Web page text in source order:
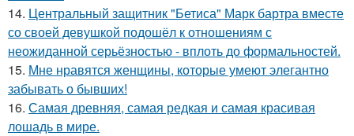
14. Центральный защитник "Бетиса" Марк бартра вместе
со своей девушкой подошёл к отношениям с
неожиданной серьёзностью - вплоть до формальностей.
15. Мне нравятся женщины, которые умеют элегантно
забывать о бывших!
16. Самая древняя, самая редкая и самая красивая
лошадь в мире.